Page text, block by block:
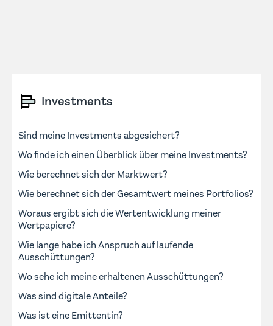
Investments
Sind meine Investments abgesichert?
Wo finde ich einen Überblick über meine Investments?
Wie berechnet sich der Marktwert?
Wie berechnet sich der Gesamtwert meines Portfolios?
Woraus ergibt sich die Wertentwicklung meiner
Wertpapiere?
Wie lange habe ich Anspruch auf laufende
Ausschüttungen?
Wo sehe ich meine erhaltenen Ausschüttungen?
Was sind digitale Anteile?
Was ist eine Emittentin?